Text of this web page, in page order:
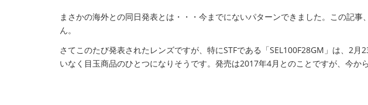
まさかの海外との同日発表とは・・・今までにないパターンできました。この記
ん。
さてこのたび発表されたレンズですが、特にSTFである「SEL100F28GM」は、2
いなく目玉商品のひとつになりそうです。発売は2017年4月とのことですが、今か